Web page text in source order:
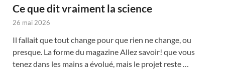
Ce que dit vraiment la science
26 mai 2026
Il fallait que tout change pour que rien ne change, ou
presque. La forme du magazine Allez savoir! que vous
tenez dans les mains a évolué, mais le projet reste …